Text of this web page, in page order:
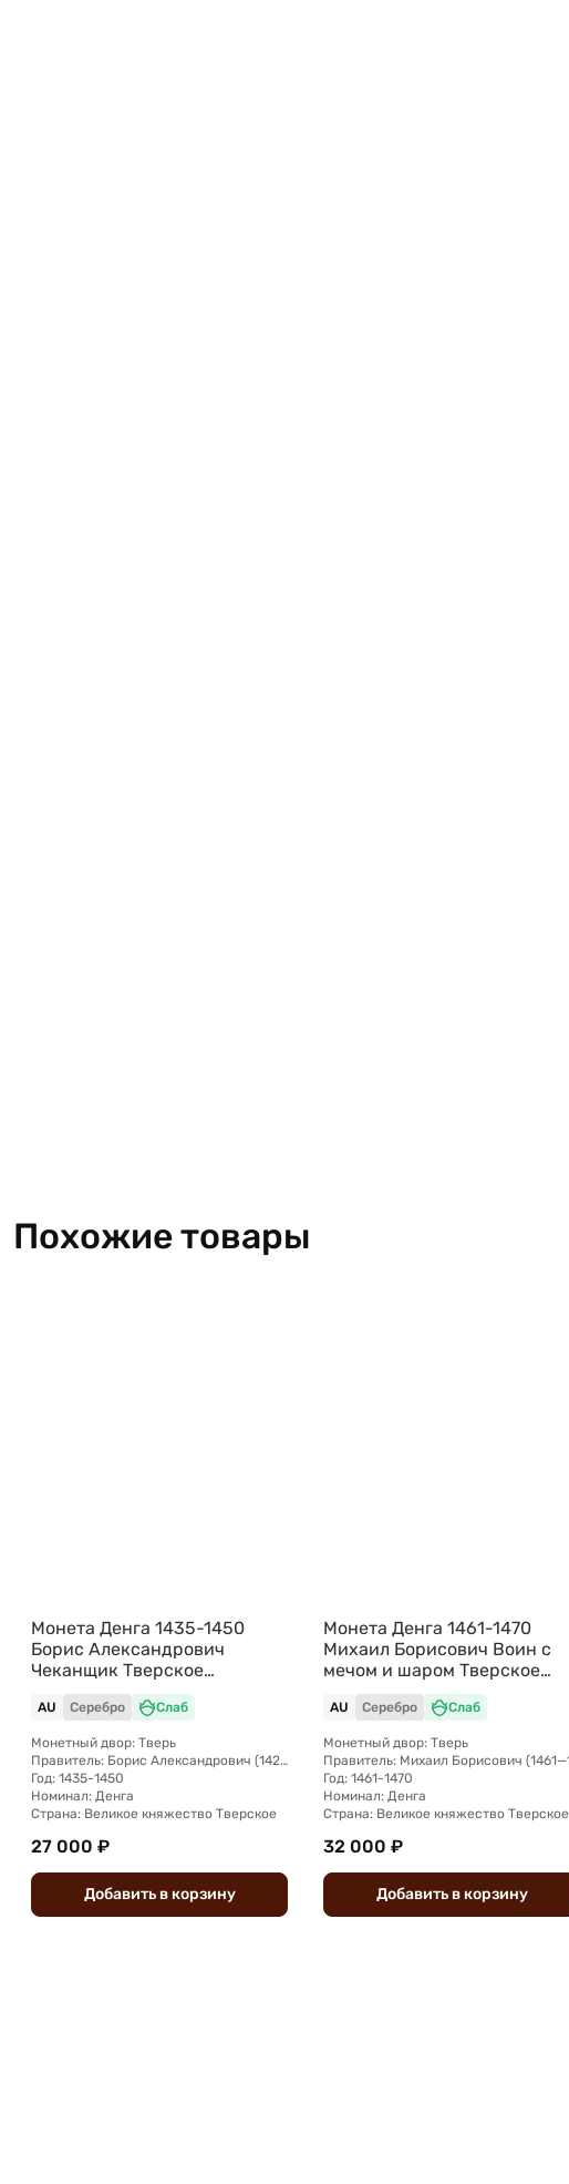
Похожие товары
Монета Денга 1435-1450
Борис Александрович
Чеканщик Тверское
княжество слаб ННР AU 58
AU Серебро Слаб
Монетный двор: Тверь
Правитель: Борис Александрович (1426 - 1461)
Год: 1435-1450
Номинал: Денга
Страна: Великое княжество Тверское
27 000 ₽
Добавить вкорзину
Монета Денга 1461-1470
Михаил Борисович Воин с
мечом и шаром Тверское
княжество слаб ННР AU 55
AU Серебро Слаб
Монетный двор: Тверь
Год: 1461-1470
Номинал: Денга
Страна: Великое княжество Тверское
32 000 ₽
Добавить вкорзину